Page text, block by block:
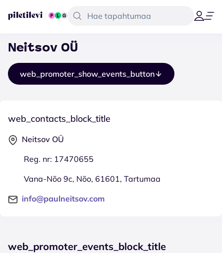
Neitsov OÜ
web_promoter_show_events_button
web_contacts_block_title
Neitsov OÜ
Reg. nr: 17470655
Vana-Nõo 9c, Nõo, 61601, Tartumaa
info@paulneitsov.com
web_promoter_events_block_title